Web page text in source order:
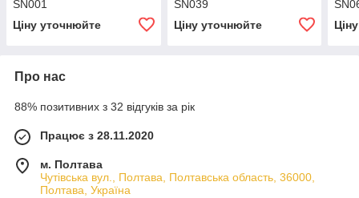
SN001
Ціну уточнюйте
SN039
Ціну уточнюйте
Про нас
88% позитивних з 32 відгуків за рік
Працює з 28.11.2020
м. Полтава
Чутівська вул., Полтава, Полтавська область, 36000,
Полтава, Україна